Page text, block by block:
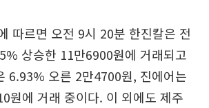
따르면 오전 9시 20분 한진칼은 전
상승한 11만6900원에 거래되고
6.93% 오른 2만4700원, 진에어는
원에 거래 중이다. 이 외에도 제주